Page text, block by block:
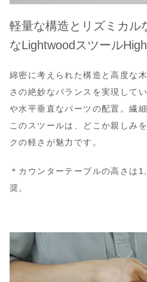
軽量な構造とリズミカル
なLightwoodスツールHigh
綿密に考えられた構造と高度な
さの絶妙なバランスを実現して
や水平垂直なパーツの配置。繊
このスツールは、どこか親しみ
クの軽さが魅力です。
＊カウンターテーブルの高さは
奨。